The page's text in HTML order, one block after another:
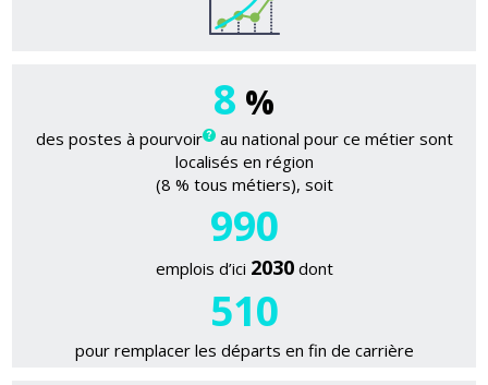
8 %
des postes à pourvoir au national pour ce métier sont
localisés en région
(8 % tous métiers), soit
990
emplois d’ici 2030dont
510
pour remplacer les départs en fin de carrière